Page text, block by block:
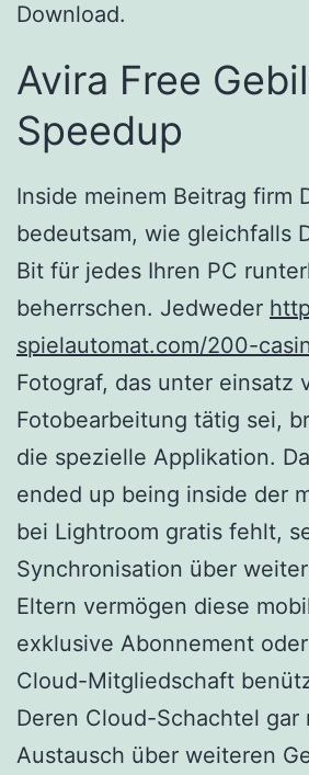
Download.
Avira Free
Speedup
Inside meinem Beitrag firm
bedeutsam, wie gleichfalls
Bit für jedes Ihren PC
beherrschen. Jedweder
spielautomat.com/200-
Fotograf, das unter einsatz
Fotobearbeitung tätig sei,
die spezielle Applikation.
ended up being inside der
bei Lightroom gratis fehlt,
Synchronisation über
Eltern vermögen diese
exklusive Abonnement
Cloud-Mitgliedschaft
Deren Cloud-Schachtel gar
Austausch über weiteren